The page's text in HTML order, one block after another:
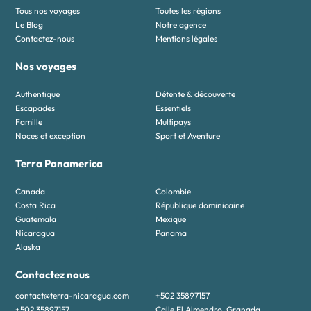
responsable. »,
« slogan »: « Nothing like home – Circuits sur mesure
« foundingDate »: « 2015 »,
« areaServed »: [
{
« @type »: « Country »,
« @type »: « Country »,
« name »: « Costa Rica »
],
« serviceArea »: {
Tous nos voyages
Toutes les régions
Le Blog
Notre agence
Contactez-nous
Mentions légales
Nos voyages
Authentique
Détente & découverte
Escapades
Essentiels
Famille
Multipays
Noces et exception
Sport et Aventure
Terra Panamerica
Canada
Colombie
Costa Rica
République dominicaine
Guatemala
Mexique
Nicaragua
Panama
Alaska
Contactez nous
contact@terra-nicaragua.com
+502 35897157